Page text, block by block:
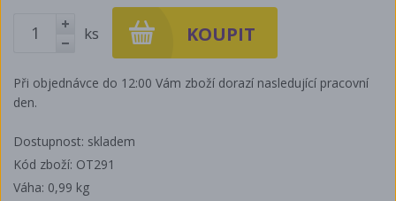
+
ks
Při objednávce do 12:00 Vám zboží dorazí nasledující pracovní
den.
Dostupnost: skladem
Kód zboží: OT291
Váha: 0,99 kg